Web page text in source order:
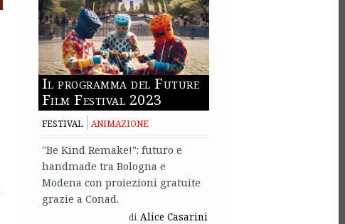
Il programma del Future
Film Festival 2023
FESTIVAL ANIMAZIONE
"Be Kind Remake!": futuro e
handmade tra Bologna e
Modena con proiezioni gratuite
grazie a Conad.
di Alice Casarini